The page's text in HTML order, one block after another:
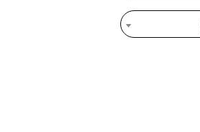
شقق للايجار في المقابلين, شقق للايجار في عمان خلدا,
شقق للايجار في عمان طبربور, شقق للايجار الاشرفية